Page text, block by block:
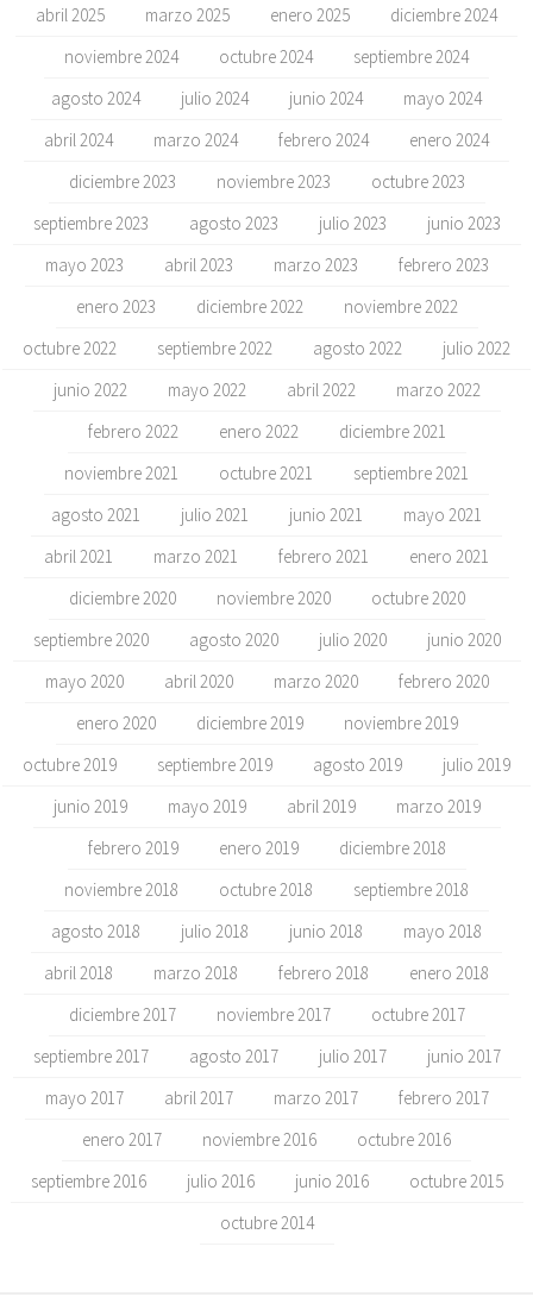
abril 2025
marzo 2025 enero 2025
diciembre 2024
noviembre 2024
octubre 2024
septiembre 2024
agosto 2024
julio 2024 junio 2024
mayo 2024
abril 2024
marzo 2024 febrero 2024
enero 2024
diciembre 2023
noviembre 2023
octubre 2023
septiembre 2023
agosto 2023 julio 2023
junio 2023
mayo 2023
abril 2023 marzo 2023
febrero 2023
enero 2023
diciembre 2022
noviembre 2022
octubre 2022
septiembre 2022 agosto 2022
julio 2022
junio 2022
mayo 2022 abril 2022
marzo 2022
febrero 2022
enero 2022
diciembre 2021
noviembre 2021
octubre 2021
septiembre 2021
agosto 2021
julio 2021 junio 2021
mayo 2021
abril 2021
marzo 2021 febrero 2021
enero 2021
diciembre 2020
noviembre 2020
octubre 2020
septiembre 2020
agosto 2020 julio 2020
junio 2020
mayo 2020
abril 2020 marzo 2020
febrero 2020
enero 2020
diciembre 2019
noviembre 2019
octubre 2019
septiembre 2019 agosto 2019
julio 2019
junio 2019
mayo 2019 abril 2019
marzo 2019
febrero 2019
enero 2019
diciembre 2018
noviembre 2018
octubre 2018
septiembre 2018
agosto 2018
julio 2018 junio 2018
mayo 2018
abril 2018
marzo 2018 febrero 2018
enero 2018
diciembre 2017
noviembre 2017
octubre 2017
septiembre 2017
agosto 2017 julio 2017
junio 2017
mayo 2017
abril 2017 marzo 2017
febrero 2017
enero 2017
noviembre 2016
octubre 2016
septiembre 2016
julio 2016 junio 2016
octubre 2015
octubre 2014